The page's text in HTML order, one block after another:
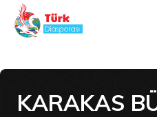
KARAKAS